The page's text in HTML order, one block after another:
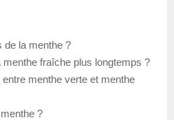
de la menthe ?
fraîche plus longtemps ?
menthe verte et menthe
?